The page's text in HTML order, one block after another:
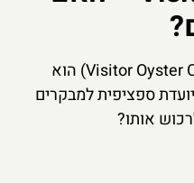
כרטיס האויסטר לתיירים (Visitor Oyster Card) הוא
ספציפית למבקרים
אותו?